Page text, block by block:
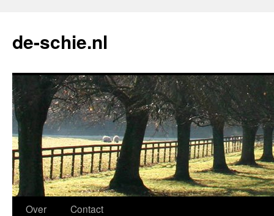
de-schie.nl
Spring
Over
Contact